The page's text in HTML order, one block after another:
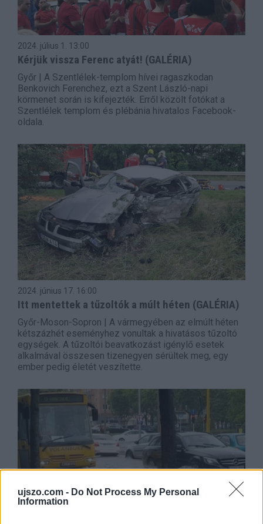
ujszo.com - Do Not Process My Personal
Information
2024. július 1. 13:00
Kérjük vissza Ferenc atyát! (GALÉRIA)
Győr | A Szentlélek-templom hívei ragaszkodan
Benkovich Ferenchez, ezt a Szent László-napi
körmenet során is kifejezték. Erről közölt fotókat a
Szentlélek templom és plébánia hivatalos Facebook-
oldala.
2024. június 17. 16:00
Itt mentettek a tűzoltók a múlt héten (GALÉRIA)
Győr-Moson-Sopron | A vármegyében az elmúlt héten
kétszázhét eseményhez vonultak a hivatásos tűzoltó
egységek. A tűzoltói beavatkozást igénylő esetek
alkalmával összesen tizenegyen sérültek meg, egy
ember pedig életét veszítette.